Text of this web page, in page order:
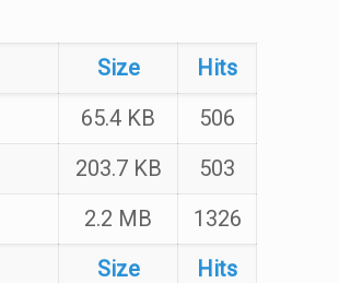
Size Hits
Size Hits
65.4 KB
506
203.7 KB
503
2.2 MB 1326